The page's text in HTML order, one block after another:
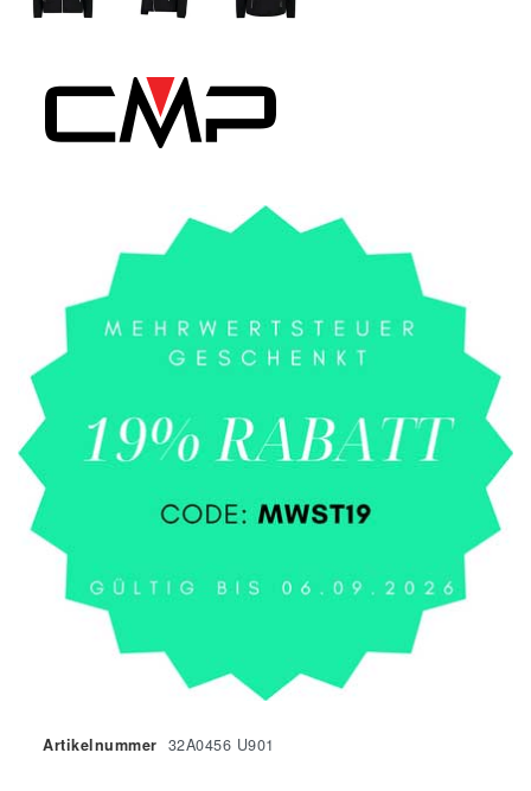
Artikelnummer 32A0456 U901